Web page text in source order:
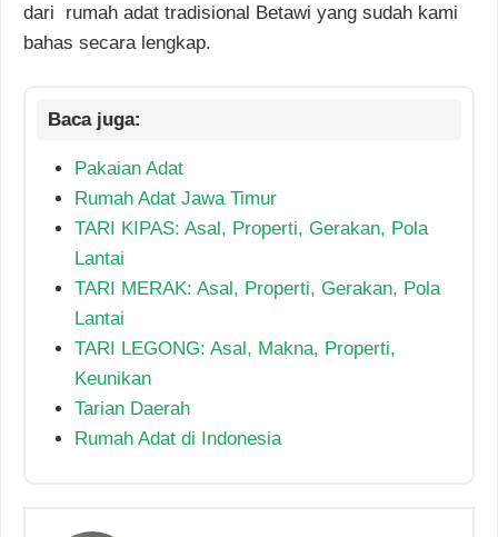
dari rumah adat tradisional Betawi yang sudah kami
bahas secara lengkap.
Pakaian Adat
Rumah Adat Jawa Timur
TARI KIPAS: Asal, Properti, Gerakan, Pola
Lantai
TARI MERAK: Asal, Properti, Gerakan, Pola
Lantai
TARI LEGONG: Asal, Makna, Properti,
Keunikan
Tarian Daerah
Rumah Adat di Indonesia